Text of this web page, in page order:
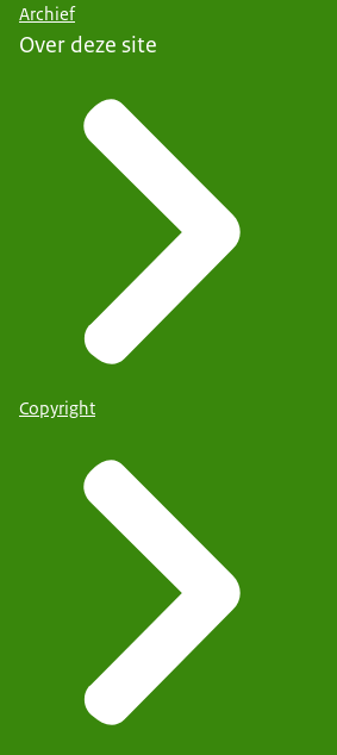
Archief
Over deze site
Copyright